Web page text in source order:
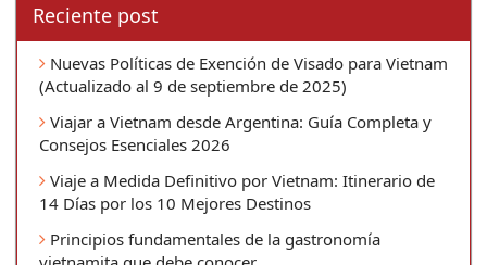
Reciente post
Nuevas Políticas de Exención de Visado para Vietnam
(Actualizado al 9 de septiembre de 2025)
Viajar a Vietnam desde Argentina: Guía Completa y
Consejos Esenciales 2026
Viaje a Medida Definitivo por Vietnam: Itinerario de
14 Días por los 10 Mejores Destinos
Principios fundamentales de la gastronomía